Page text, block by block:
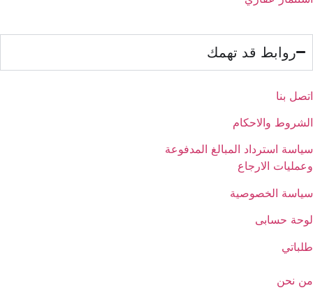
روابط قد تهمك
اتصل بنا
الشروط والاحكام
سياسة استرداد المبالغ المدفوعة
وعمليات الارجاع
سياسة الخصوصية
لوحة حسابى
طلباتي
من نحن